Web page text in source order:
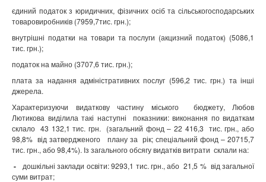
єдиний податок з юридичних, фізичних осіб та сільськогосподарських
товаровиробників (7959,7тис. грн.);
внутрішні податки на товари та послуги (акцизний податок) (5086,1
тис. грн.);
податок на майно (3707,6 тис. грн.);
плата за надання адміністративних послуг (596,2 тис. грн.) та інші
джерела.
Характеризуючи видаткову частину міського
бюджету, Любов
Лютикова виділила такі наступні
показники: виконання по видаткам
склало 43 132,1 тис. грн. (загальний фонд – 22 416,3 тис. грн., або
98,8% від затвердженого плану за рік; спеціальний фонд – 20715,7
тис. грн., або 98,4%). Із загального обсягу видатків витрати склали на:
- дошкільні заклади освіти: 9293,1 тис. грн., або 21,5 % від загальної
суми витрат;